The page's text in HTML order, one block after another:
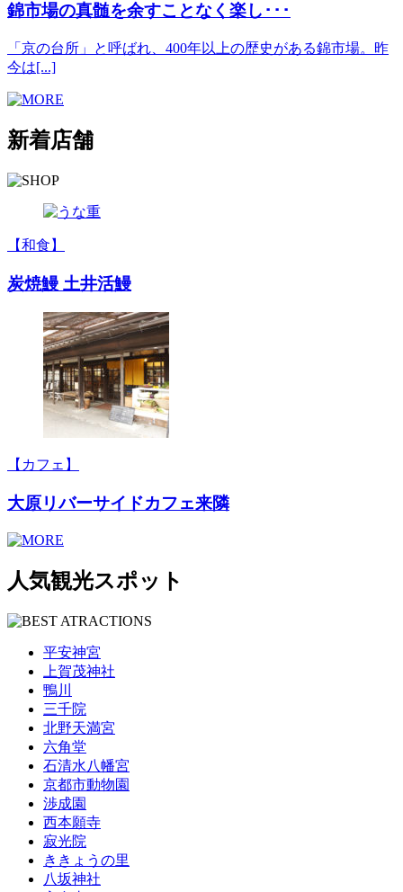
錦市場の真髄を余すことなく楽し･･･
「京の台所」と呼ばれ、400年以上の歴史がある錦市場。昨
今は[...]
新着店舗
【和食】
炭焼鰻 土井活鰻
【カフェ】
大原リバーサイドカフェ来隣
人気観光スポット
平安神宮
上賀茂神社
鴨川
三千院
北野天満宮
六角堂
石清水八幡宮
京都市動物園
渉成園
西本願寺
寂光院
ききょうの里
八坂神社